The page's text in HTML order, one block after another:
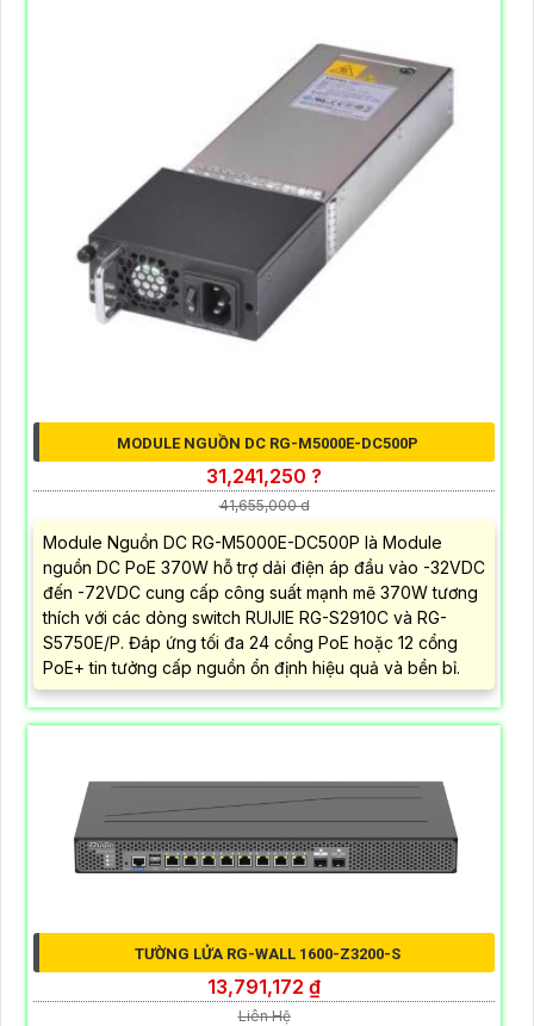
SWITCH 24 PORT POE HIKVISION DS-3E1528P-
5%-35%
Switch 24 Port PoE HIKVISION DS-3E1528P-EI/M là giải
pháp mạng Gigabit dành cho hệ thống camera IP quy mô
lớn. Thiết bị sở hữu 24 cổng PoE, tổng công suất 230W,
truyền nguồn lên đến 300m, tích hợp PoE Watchdog,
chống sét 6KV và quản lý từ xa qua Hik-Partner Pro giúp
5%-35%
liên hệ
- Switch PoE để bàn 10 cổng (8 PoE + 2 uplink Gigabit). -
Hỗ trợ PoE công suất cao đến 90W/cổng. - Quản lý từ xa